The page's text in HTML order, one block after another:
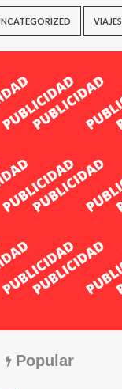
VIAJES
Popular